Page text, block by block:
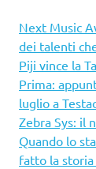
Next Music
dei talenti
Piji vince la
Prima:
luglio a
Zebra Sys: il
Quando lo
fatto la